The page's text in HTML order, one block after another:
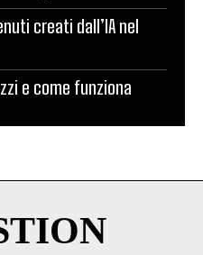
creati dall’IA nel
e come funziona